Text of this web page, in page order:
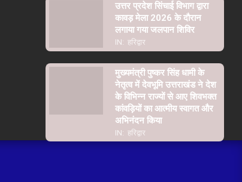
उत्तर प्रदेश सिंचाई विभाग द्वारा
कावड़ मेला 2026 के दौरान
लगाया गया जलपान शिविर
IN: हरिद्वार
मुख्यमंत्री पुष्कर सिंह धामी के
नेतृत्व में देवभूमि उत्तराखंड ने देश
के विभिन्न राज्यों से आए शिवभक्त
कांवड़ियों का आत्मीय स्वागत और
अभिनंदन किया
IN: हरिद्वार